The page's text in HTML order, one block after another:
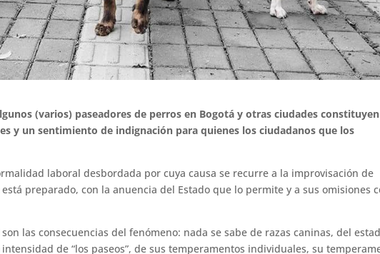
(varios) paseadores de perros en Bogotá y otras ciudades
y un sentimiento de indignación para quienes los ciudadanos que los
laboral desbordada por cuya causa se recurre a la improvisación de
preparado, con la anuencia del Estado que lo permite y a sus omisiones
las consecuencias del fenómeno: nada se sabe de razas caninas, del
de “los paseos”, de sus temperamentos individuales, su